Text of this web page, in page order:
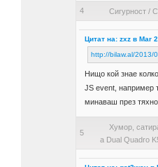
4 Сигурност/
Цитат на: zxz в Mar
http://bilaw.al/2013/
Нищо кой знае
JS event, например
минаваш през тяхно
5
Хумор,
a Dual Quadro